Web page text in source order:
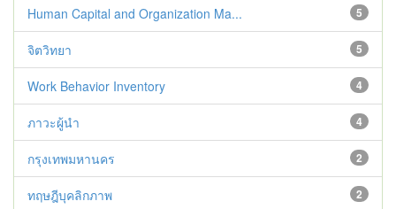
5
Human Capital and Organization Ma...
5
จิตวิทยา
4
Work Behavior Inventory
4
ภาวะผู้นำ
2
กรุงเทพมหานคร
2
ทฤษฎีบุคลิกภาพ